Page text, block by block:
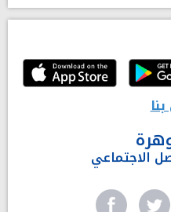
الاجتماعي